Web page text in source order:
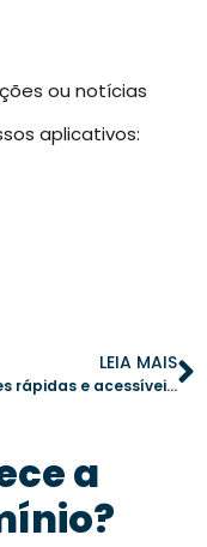
ou notícias
aplicativos:
LEIA MAIS
Decisões rápidas e acessíveis: como a votação online transforma assembleias condominiais
a